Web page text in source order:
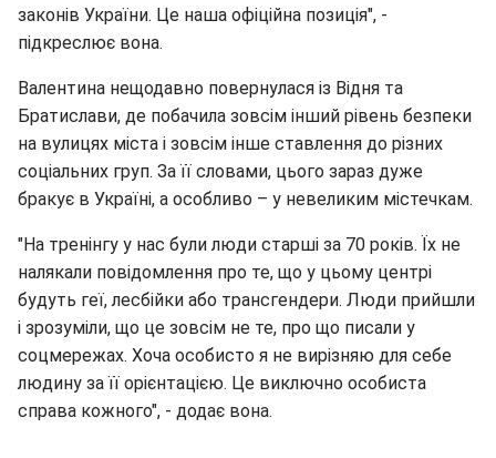
законів України. Це наша офіційна позиція", -
підкреслює вона.
Валентина нещодавно повернулася із Відня та
Братислави, де побачила зовсім інший рівень безпеки
на вулицях міста і зовсім інше ставлення до різних
соціальних груп. За її словами, цього зараз дуже
бракує в Україні, а особливо – у невеликим містечкам.
"На тренінгу у нас були люди старші за 70 років. Їх не
налякали повідомлення про те, що у цьому центрі
будуть геї, лесбійки або трансгендери. Люди прийшли
і зрозуміли, що це зовсім не те, про що писали у
соцмережах. Хоча особисто я не вирізняю для себе
людину за її орієнтацією. Це виключно особиста
справа кожного", - додає вона.